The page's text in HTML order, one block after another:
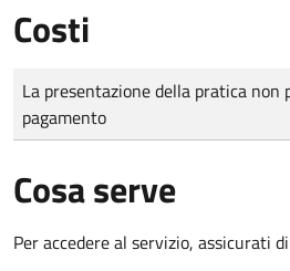
Costi
Tipo di pagamento
Importo
La presentazione della pratica non
pagamento
Cosa serve
Per accedere al servizio, assicurati